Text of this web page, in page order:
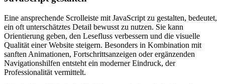
Eine ansprechende Scrolleiste mit JavaScript zu gestalten, bedeutet,
ein oft unterschätztes Detail bewusst zu nutzen. Sie kann
Orientierung geben, den Lesefluss verbessern und die visuelle
Qualität einer Website steigern. Besonders in Kombination mit
sanften Animationen, Fortschrittsanzeigen oder ergänzenden
Navigationshilfen entsteht ein moderner Eindruck, der
Professionalität vermittelt.